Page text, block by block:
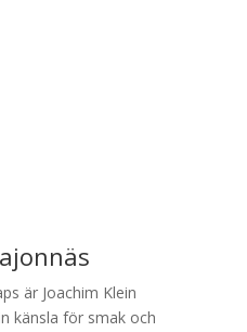
är Joachim Klein
känsla för smak och